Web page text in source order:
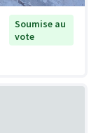
Soumise au
vote